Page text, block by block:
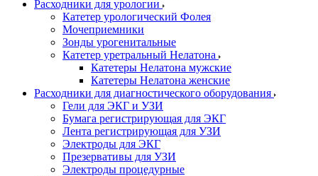
Расходники для урологии
Катетер урологический Фолея
Мочеприемники
Зонды урогенитальные
Катетер уретральный Нелатона
Катетеры Нелатона мужские
Катетеры Нелатона женские
Расходники для диагностического оборудования
Гели для ЭКГ и УЗИ
Бумага регистрирующая для ЭКГ
Лента регистрирующая для УЗИ
Электроды для ЭКГ
Презервативы для УЗИ
Электроды процедурные